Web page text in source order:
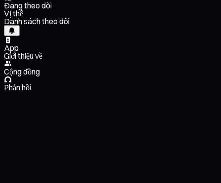
Đang theo dõi
Vị thế
Danh sách theo dõi
App
Giới thiệu về
Cộng đồng
Phản hồi